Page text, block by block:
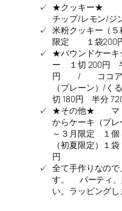
★クッキー★ ミ
チップ/レモン/
米粉クッキー（
限定 １袋200
★パウンドケー
ー １切 200円
円 / ココア/
（プレーン）
切 180円 半分
★その他★ マ
からケーキ（プ
～３月限定 １
（初夏限定）１袋
全て手作りなの
す。 パーティ、
い。ラッピン